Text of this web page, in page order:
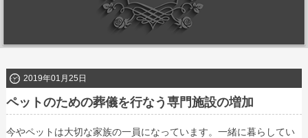
2019年01月25日
ペットのための葬儀を行なう専門施設の増加
今やペットは大切な家族の一員になっています。一緒に暮らしてい